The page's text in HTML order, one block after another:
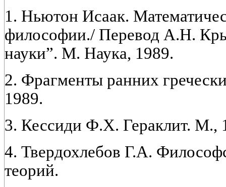
1. Ньютон Исаак.
философии./ Перевод А.Н.
науки”. М. Наука, 1989.
2. Фрагменты ранних
1989.
3. Кессиди Ф.Х. Гераклит. М.,
4. Твердохлебов Г.А.
теорий.